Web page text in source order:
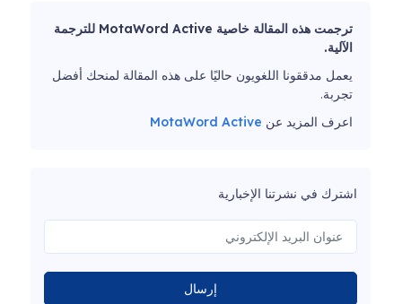
ترجمت هذه المقالة خاصية MotaWord Active للترجمة
الآلية.
يعمل مدققونا اللغويون حاليًا على هذه المقالة لمنحك أفضل
تجربة.
اعرف المزيد عن MotaWord Active
اشترك في نشرتنا الإخبارية
إرسال